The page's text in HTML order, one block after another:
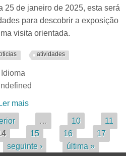
25 de janeiro de 2025, esta será
para descobrir a exposição
visita orientada.
atividades
Idioma
Ler mais
"Balsa, Cidade Romana" -
Nova Visita Guiada
… 10
11
15 16
17
seguinte › última »